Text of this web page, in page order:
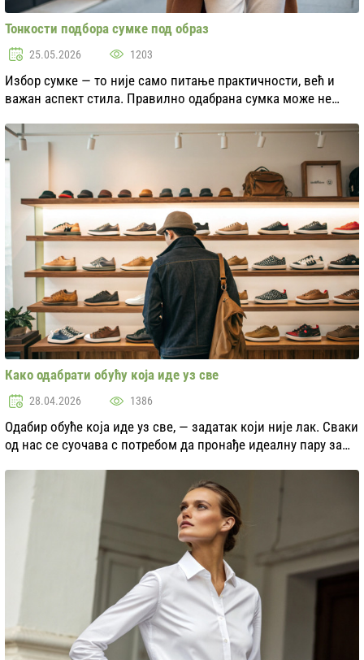
Тонкости подбора сумке под образ
25.05.2026 1203
Избор сумке — то није само питање практичности, већ и
важан аспект стила. Правилно одабрана сумка може не
овом чланку ћемо размотрити кључне тачке...
Како одабрати обућу која иде уз све
28.04.2026 1386
Одабир обуће која иде уз све, — задатак који није лак. Сваки
од нас се суочава с потребом да пронађе идеалну пару за
састанака. Универзална обућа треб...